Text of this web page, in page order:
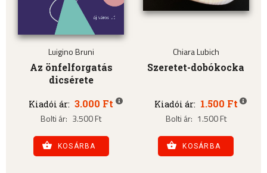
Luigino Bruni
Az önfelforgatás
dicsérete
Kiadói ár: 3.000 Ft
Bolti ár: 3.500 Ft
KOSÁRBA
Chiara Lubich
Szeretet-dobókocka
Kiadói ár: 1.500 Ft
Bolti ár: 1.500 Ft
KOSÁRBA